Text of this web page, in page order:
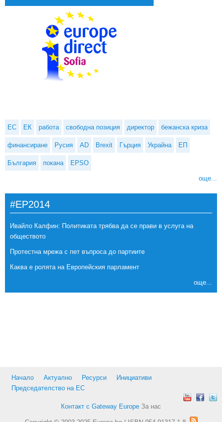
ЕС ЕК работа свободна позиция директор бежанска криза
финансиране Русия AD Brexit Гърция Украйна ЕП
България покана EPSO
още...
#EP2014
Ивайло Калфин: Политиката трябва да се прави в услуга на
обществото
Протестна мрежа с пет въпроса до партиите
Каква е ролята на Европейския парламент
още...
Начало Актуално Ресурси
Инициативи
Председателство на ЕС
Контакт с Gateway Europe За нас